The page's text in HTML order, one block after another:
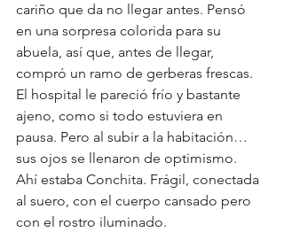
cariño que da no llegar antes. Pensó
en una sorpresa colorida para su
abuela, así que, antes de llegar,
compró un ramo de gerberas frescas.
El hospital le pareció frío y bastante
ajeno, como si todo estuviera en
pausa. Pero al subir a la habitación…
sus ojos se llenaron de optimismo.
Ahí estaba Conchita. Frágil, conectada
al suero, con el cuerpo cansado pero
con el rostro iluminado.